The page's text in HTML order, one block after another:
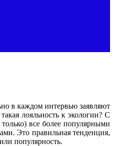
в каждом интервью заявляют
лояльность к экологии? С
все более популярными
Это правильная тенденция,
популярность.